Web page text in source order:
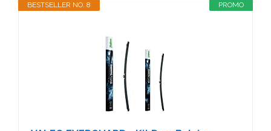
PROMO
BESTSELLER NO. 8